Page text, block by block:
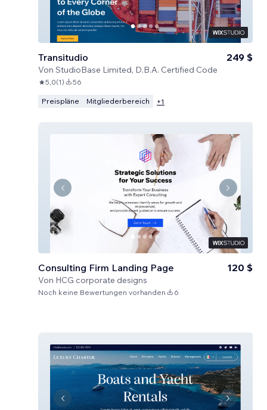
Transitudio
Von StudioBase Limited, D.B.A. Certified Code
249 $
5,0(1) 56
Preispläne Mitgliederbereich +1
Consulting Firm Landing Page
Von HCG corporate designs
120 $
Noch keine Bewertungen vorhanden 6